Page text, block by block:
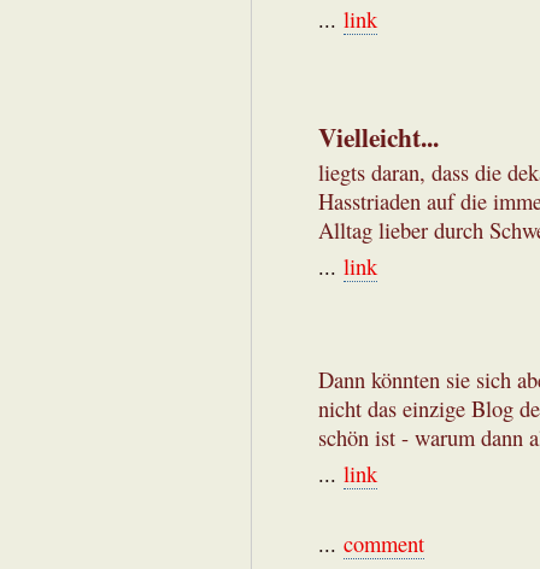
... link
Vielleicht...
liegts daran, dass die
Hasstriaden auf die
Alltag lieber durch
... link
Dann könnten sie sich
nicht das einzige Blog
schön ist - warum dann
... link
... comment